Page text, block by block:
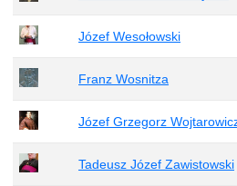
Józef Wesołowski
Franz Wosnitza
Józef Grzegorz
Tadeusz Józef Zawistowski